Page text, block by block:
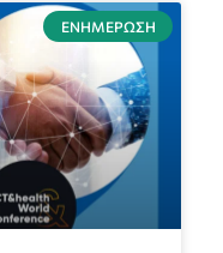
ΕΝΗΜΈΡΩΣΗ